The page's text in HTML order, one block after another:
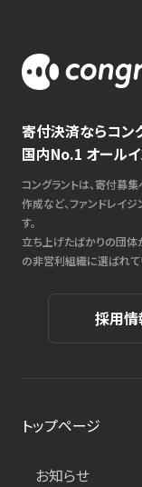
寄付決済ならコン
国内No.1 オール
コングラントは、寄付募
作成など、ファンドレイ
す。
立ち上げたばかりの団
の非営利組織に選ばれて
採用情
トップページ
お知らせ